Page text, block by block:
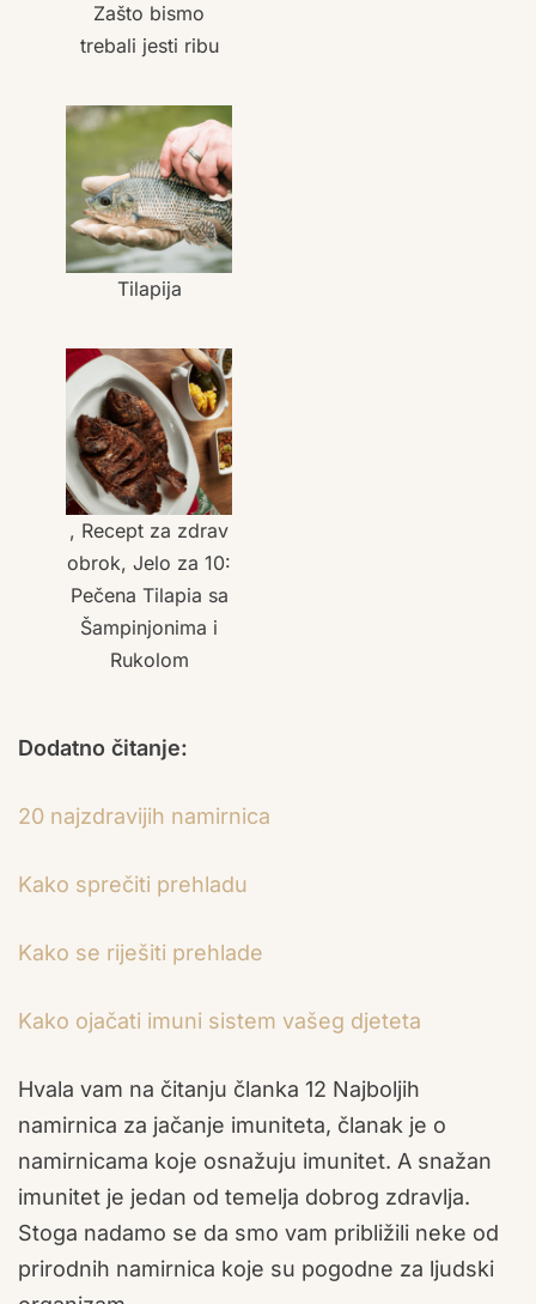
Zašto bismo
trebali jesti ribu
Tilapija
, Recept za zdrav
obrok, Jelo za 10:
Pečena Tilapia sa
Šampinjonima i
Rukolom
Dodatno čitanje:
20 najzdravijih namirnica
Kako sprečiti prehladu
Kako se riješiti prehlade
Kako ojačati imuni sistem vašeg djeteta
Hvala vam na čitanju članka 12 Najboljih
namirnica za jačanje imuniteta, članak je o
namirnicama koje osnažuju imunitet. A snažan
imunitet je jedan od temelja dobrog zdravlja.
Stoga nadamo se da smo vam približili neke od
prirodnih namirnica koje su pogodne za ljudski